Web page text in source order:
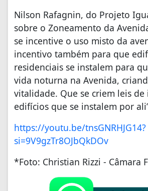
Nilson Rafagnin, do Projeto
sobre o Zoneamento da
se incentive o uso misto da
incentivo também para que
residenciais se instalem para
vida noturna na Avenida,
vitalidade. Que se criem leis
edifícios que se instalem por
https://youtu.be/tnsGNRHJG14?
si=9V9gzTr8OJbQkDOv
*Foto: Christian Rizzi - Câmara